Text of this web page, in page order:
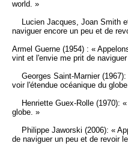
world. »
Lucien Jacques, Joan Smith et
naviguer encore un peu et de
Armel Guerne (1954) : «
vint et l'envie me prit de
Georges Saint-Marnier (1967):
voir l'étendue océanique du
Henriette Guex-Rolle (1970): «
globe. »
Philippe Jaworski (2006): «
de naviguer un peu et de revoir